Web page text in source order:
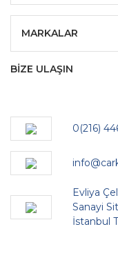
MARKALAR
BİZE ULAŞIN
0(216)
Evliya
Sanayi
İstanbul